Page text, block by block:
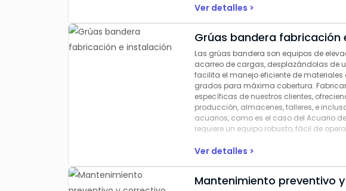
Ver detalles >
Grúas bandera fabricación
Las grúas bandera son equipos de
acarreo de cargas, desplazándolas de
facilita el manejo eficiente de
grados para máxima cobertura.
específicas de nuestros clientes,
producción, almacenes, talleres, e
acuarios, como es el caso del Acuario
requiere un equipo robusto, fácil de
Ver detalles >
Mantenimiento preventivo